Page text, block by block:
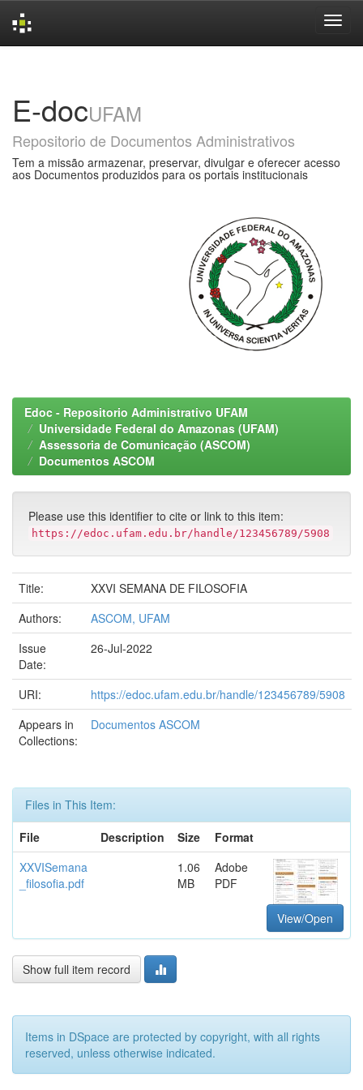
E-docUFAM
Repositorio de Documentos Administrativos
Tem a missão armazenar, preservar, divulgar e oferecer acesso
aos Documentos produzidos para os portais institucionais
Edoc - Repositorio Administrativo UFAM
Universidade Federal do Amazonas (UFAM)
Assessoria de Comunicação (ASCOM)
Documentos ASCOM
Please use this identifier to cite or link to this item:
https://edoc.ufam.edu.br/handle/123456789/5908
Title:
XXVI SEMANA DE FILOSOFIA
Authors:
ASCOM, UFAM
Issue
Date:
26-Jul-2022
URI:
https://edoc.ufam.edu.br/handle/123456789/5908
Appears in
Collections:
Documentos ASCOM
Files in This Item:
File
Description Size
Format
XXVISemana
_filosofia.pdf
1.06
MB
Adobe
PDF
View/Open
Show full item record
Items in DSpace are protected by copyright, with all rights
reserved, unless otherwise indicated.